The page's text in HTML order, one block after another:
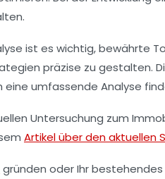
ist es wichtig, bewährte
präzise zu gestalten.
eine umfassende Analyse
Untersuchung zum
Artikel über den aktuellen
gründen oder Ihr